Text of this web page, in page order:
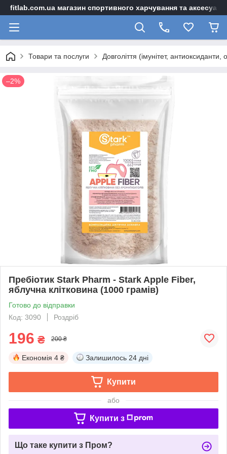
fitlab.com.ua магазин спортивного харчування та
Товари та послуги Довголіття (імунітет,
–2%
Пребіотик Stark Pharm - Stark Apple Fiber,
яблучна клітковина (1000 грамів)
Готово до відправки
Код: 3090
Роздріб
196 ₴ 200 ₴
Економія 4 ₴ Залишилось 24 дні
Купити
або
Купити з
Що таке купити з Пром?